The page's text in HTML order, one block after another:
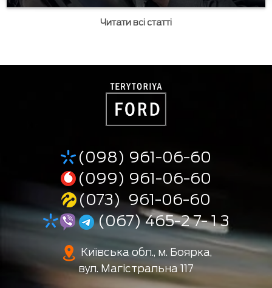
Читати всі статті
(098) 961-06-60
(099) 961-06-60
(073) 961-06-60
(067) 465-2 7- 1 3
Київська обл., м. Боярка,
вул. Магістральна 117